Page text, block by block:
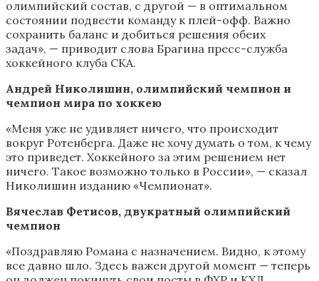
олимпийский состав, с другой — в оптимальном
состоянии подвести команду к плей-офф. Важно
сохранить баланс и добиться решения обеих
задач», — приводит слова Брагина пресс-служба
хоккейного клуба СКА.
Андрей Николишин, олимпийский чемпион и
чемпион мира по хоккею
«Меня уже не удивляет ничего, что происходит
вокруг Ротенберга. Даже не хочу думать о том, к чему
это приведет. Хоккейного за этим решением нет
ничего. Такое возможно только в России», — сказал
Николишин изданию «Чемпионат».
Вячеслав Фетисов, двукратный олимпийский
чемпион
«Поздравляю Романа с назначением. Видно, к этому
все давно шло. Здесь важен другой момент — теперь